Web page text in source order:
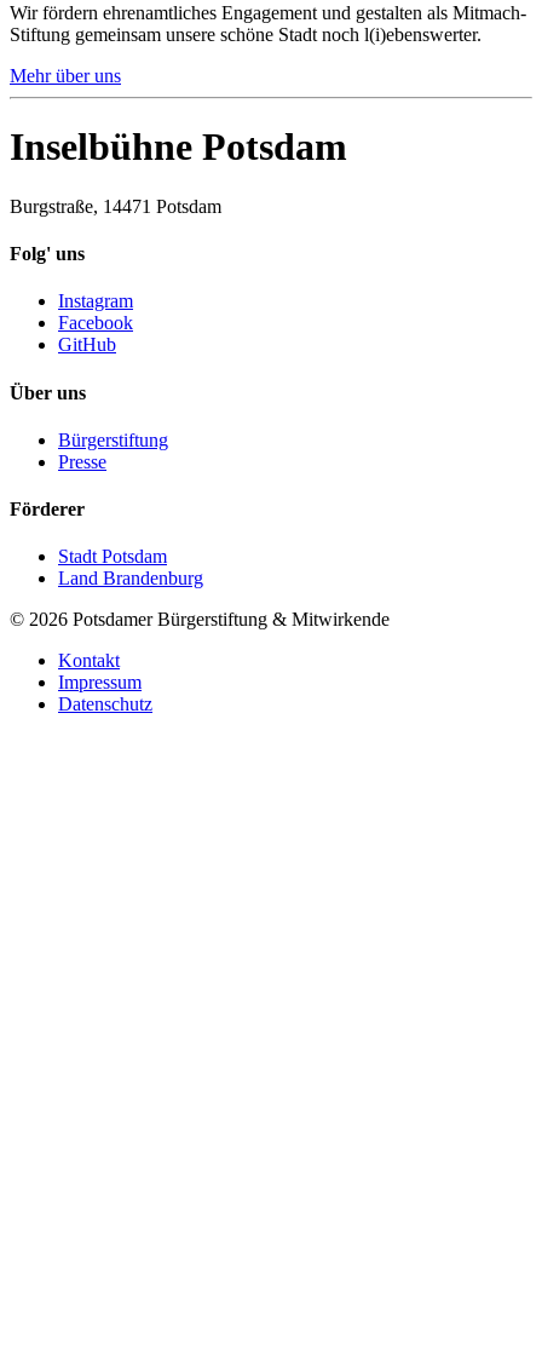
Wir fördern ehrenamtliches Engagement und gestalten als Mitmach-
Stiftung gemeinsam unsere schöne Stadt noch l(i)ebenswerter.
Mehr über uns
Inselbühne Potsdam
Burgstraße, 14471 Potsdam
Folg' uns
Instagram
Facebook
GitHub
Über uns
Bürgerstiftung
Presse
Förderer
Stadt Potsdam
Land Brandenburg
© 2026 Potsdamer Bürgerstiftung & Mitwirkende
Kontakt
Impressum
Datenschutz